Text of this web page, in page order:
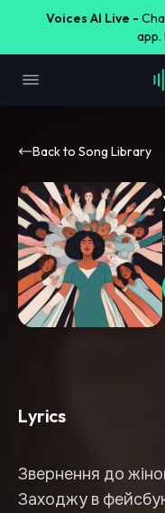
Voices AI Live -
Back to Song Library
Lyrics
Звернення до
Заходжу в